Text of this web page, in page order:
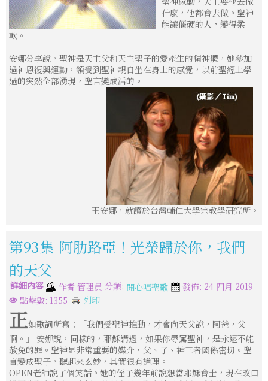
什麼，他都會去做。聖神
能讓僵硬的人，變得柔
軟。
安娜分享說，聖神是天主父和天主聖子的愛產生的精神體，她參加
過神恩復興運動，領受到聖神親自坐在身上的感覺，以前聖經上學
過的突然全部湧現，聖言變成活的。
王安娜，就讀於台灣輔仁大學宗教學研究所。
第93集-阿肋路亞！光榮歸於你，我們
的天父
詳細內容 作者 管理員 分類: 開心唱聖歌
發佈: 24 四月 2019
點擊數: 1355
列印
正如歌詞所寫：「我們受聖神推動，才會向天父說，阿爸，父
啊。」 安娜說，同樣的，耶穌講過，如果你辱罵聖神，是永遠不能
赦免的罪。聖神是非常重要的媒介，父、子、神三者關係密切。聖
言變成聖子，聽起來玄妙，其實很有道理。
OPEN老師說了個笑話。她的侄子幾年前說想當耶穌會士，現在改口